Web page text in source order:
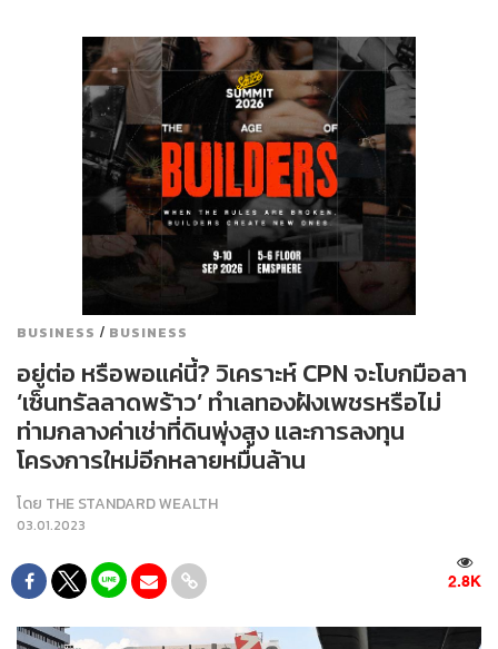
BUSINESS / BUSINESS
อยู่ต่อ หรือพอแค่นี้? วิเคราะห์ CPN จะโบกมือลา
‘เซ็นทรัลลาดพร้าว’ ทำเลทองฝังเพชรหรือไม่
ท่ามกลางค่าเช่าที่ดินพุ่งสูง และการลงทุน
โครงการใหม่อีกหลายหมื่นล้าน
โดย THE STANDARD WEALTH
03.01.2023
2.8K